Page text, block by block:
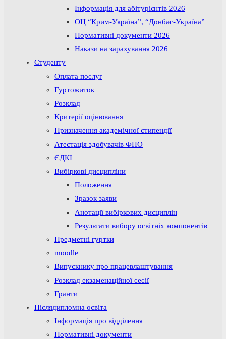
Інформація для абітурієнтів 2026
ОЦ “Крим-Україна”, “Донбас-Україна”
Нормативні документи 2026
Накази на зарахування 2026
Студенту
Оплата послуг
Гуртожиток
Розклад
Критерії оцінювання
Призначення академічної стипендії
Атестація здобувачів ФПО
ЄДКІ
Вибіркові дисципліни
Положення
Зразок заяви
Анотації вибіркових дисциплін
Результати вибору освітніх компонентів
Предметні гуртки
moodle
Випускнику про працевлаштування
Розклад екзаменаційної сесії
Гранти
Післядипломна освіта
Інформація про відділення
Нормативні документи